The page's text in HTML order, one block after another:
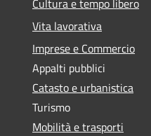
Cultura e tempo libero
Vita lavorativa
Imprese e Commercio
Appalti pubblici
Catasto e urbanistica
Turismo
Mobilità e trasporti